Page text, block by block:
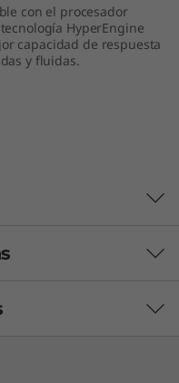
con el procesador
HyperEngine
capacidad de respuesta
y fluidas.